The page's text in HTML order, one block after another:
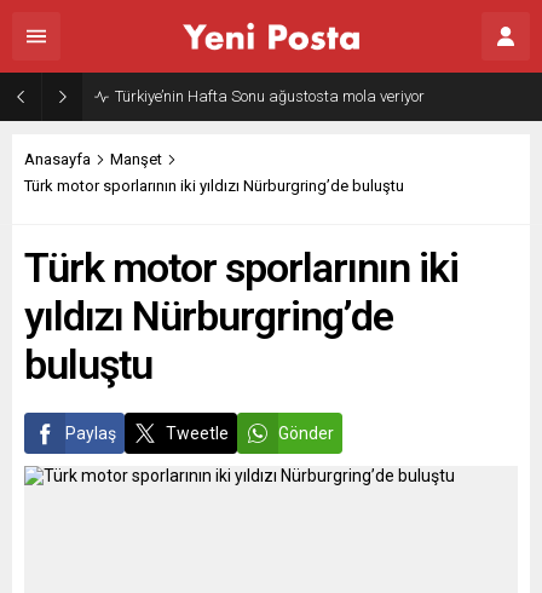
Türkiye’nin Hafta Sonu ağustosta mola veriyor
Anasayfa
Manşet
Türk motor sporlarının iki yıldızı Nürburgring’de buluştu
Türk motor sporlarının iki
yıldızı Nürburgring’de
buluştu
Paylaş Tweetle Gönder